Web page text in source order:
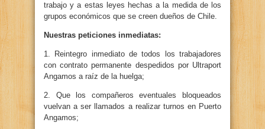
trabajo y a estas leyes hechas a la medida de los
grupos económicos que se creen dueños de Chile.
Nuestras peticiones inmediatas:
1. Reintegro inmediato de todos los trabajadores
con contrato permanente despedidos por Ultraport
Angamos a raíz de la huelga;
2. Que los compañeros eventuales bloqueados
vuelvan a ser llamados a realizar turnos en Puerto
Angamos;